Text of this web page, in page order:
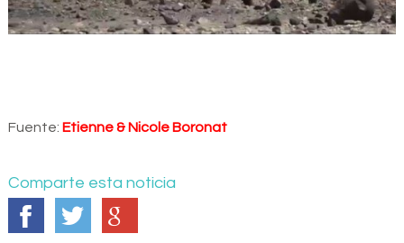
Fuente: Etienne & Nicole Boronat
Comparte esta noticia